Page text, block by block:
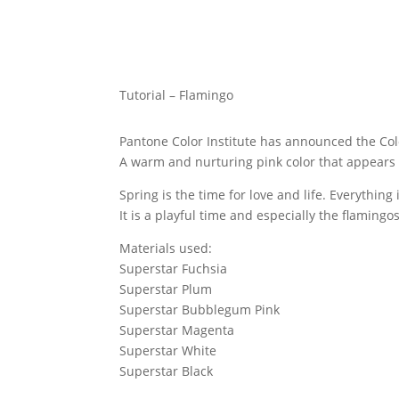
Tutorial – Flamingo
Pantone Color Institute has announced the
A warm and nurturing pink color that
Spring is the time for love and life.
It is a playful time and especially the
Materials used:
Superstar Fuchsia
Superstar Plum
Superstar Bubblegum Pink
Superstar Magenta
Superstar White
Superstar Black